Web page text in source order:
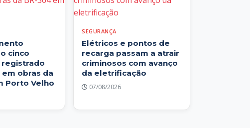
cinco
obras da
Porto Velho
SEGURANÇA
Elétricos e pontos de
recarga passam a atrair
criminosos com avanço
da eletrificação
07/08/2026